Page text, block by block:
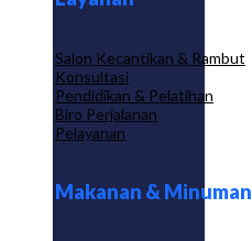
Salon Kecantikan & Rambut
Konsultasi
Pendidikan & Pelatihan
Biro Perjalanan
Pelayanan
Makanan & Minuman